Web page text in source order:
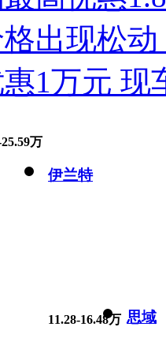
出现松
1万元 现
万
伊兰特
11.28-16.48万 思域